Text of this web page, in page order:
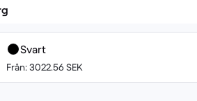
Svart
Från: 3022.56 SEK